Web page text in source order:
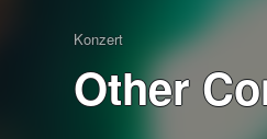
Konzert
Other